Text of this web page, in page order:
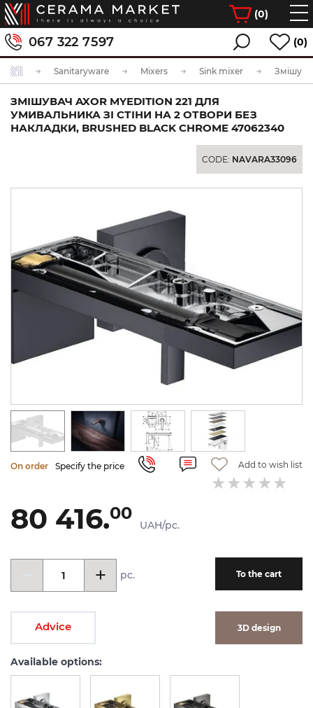
(0)
067 322 7597 (0)
Sanitaryware Mixers Sink mixer
ЗМІШУВАЧ AXOR MYEDITION 221 ДЛЯ
УМИВАЛЬНИКА ЗІ СТІНИ НА 2 ОТВОРИ БЕЗ
НАКЛАДКИ, BRUSHED BLACK CHROME 47062340
CODE: NAVARA33096
On order Specify the price Add to wish list
80 416.00
UAH/pc.
pc. To the cart
Advice 3D design
Available options: